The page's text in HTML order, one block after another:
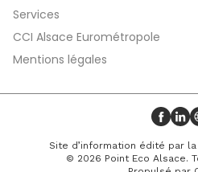
Services
CCI Alsace Eurométropole
Mentions légales
Profil
Site d’information édité par
© 2026 Point Eco Alsace.